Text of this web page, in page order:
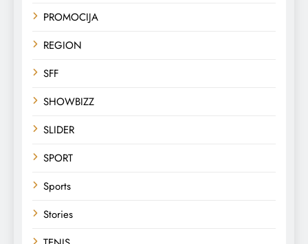
PROMOCIJA
REGION
SFF
SHOWBIZZ
SLIDER
SPORT
Sports
Stories